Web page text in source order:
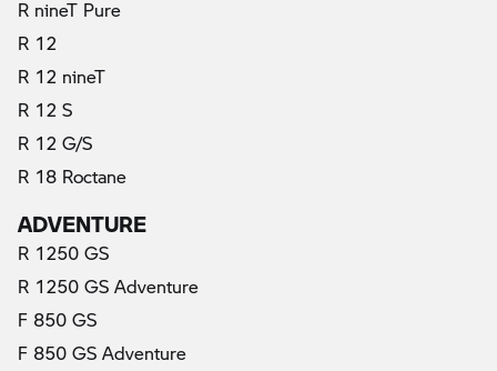
R nineT Pure
R 12
R 12 nineT
R 12 S
R 12 G/S
R 18 Roctane
ADVENTURE
R 1250 GS
R 1250 GS Adventure
F 850 GS
F 850 GS Adventure